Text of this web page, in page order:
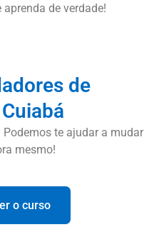
de verdade!
de
Podemos te ajudar a mudar
mesmo!
o curso